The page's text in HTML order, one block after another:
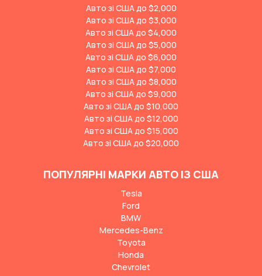
Авто зі США до $2,000
Авто зі США до $3,000
Авто зі США до $4,000
Авто зі США до $5,000
Авто зі США до $6,000
Авто зі США до $7,000
Авто зі США до $8,000
Авто зі США до $9,000
Авто зі США до $10,000
Авто зі США до $12,000
Авто зі США до $15,000
Авто зі США до $20,000
ПОПУЛЯРНІ МАРКИ АВТО ІЗ США
Tesla
Ford
BMW
Mercedes-Benz
Toyota
Honda
Chevrolet